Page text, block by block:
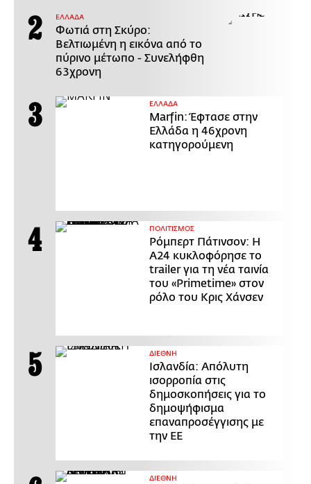
ΕΛΛΑΔΑ
Φωτιά στη Σκύρο:
Βελτιωμένη η εικόνα από το
πύρινο μέτωπο - Συνελήφθη
63χρονη
ΕΛΛΑΔΑ
Marfin: Έφτασε στην
Ελλάδα η 46χρονη
κατηγορούμενη
ΠΟΛΙΤΙΣΜΟΣ
Ρόμπερτ Πάτινσον: Η
Α24 κυκλοφόρησε το
trailer για τη νέα ταινία
του «Primetime» στον
ρόλο του Κρις Χάνσεν
ΔΙΕΘΝΗ
Ισλανδία: Απόλυτη
ισορροπία στις
δημοσκοπήσεις για το
δημοψήφισμα
επαναπροσέγγισης με
την ΕΕ
ΔΙΕΘΝΗ